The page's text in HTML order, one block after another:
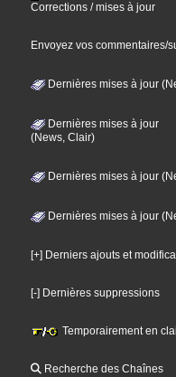
Corrections / mises à jour
Envoyez vos commentaires/
Dernières mises à jour
Dernières mises à jour
(News, Clair)
Dernières mises à jour
Dernières mises à jour
[+] Derniers ajouts et
[-] Dernières suppressions
Temporairement en
Recherche des Chaînes